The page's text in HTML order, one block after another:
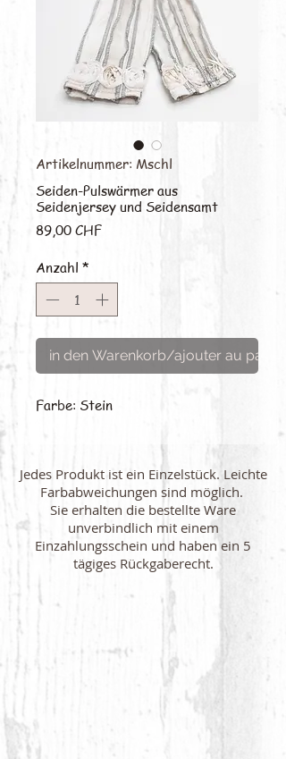
Artikelnummer: Mschl
Seiden-Pulswärmer aus
Seidenjersey und Seidensamt
89,00 CHFPreis
Anzahl *
in den Warenkorb/ajouter au panier
Farbe: Stein
Jedes Produkt ist ein Einzelstück. Leichte
Farbabweichungen sind möglich.
Sie erhalten die bestellte Ware
unverbindlich mit einem
Einzahlungsschein und haben ein 5
tägiges Rückgaberecht.